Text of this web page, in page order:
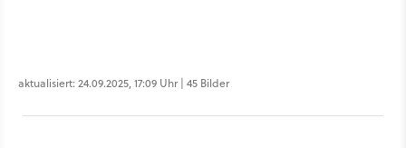
aktualisiert: 24.09.2025, 17:09 Uhr | 45 Bilder